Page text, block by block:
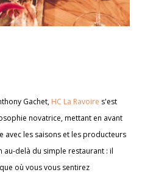
Gachet, HC La Ravoire s'est
novatrice, mettant en avant
avec les saisons et les producteurs
au-delà du simple restaurant : il
où vous vous sentirez